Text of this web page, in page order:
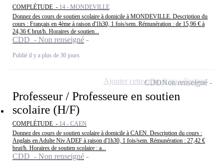
COMPLÉTUDE - 14 - MONDEVILLE
Donnez des cours de soutien scolaire à domicile à MONDEVILLE. Description du
cours : Français en 4ème à raison d'1h30, 1 fois/sem. Rémunération : de 15,96 € à
24,36 € brut/h. Horaires de soutien...
CDD - Non renseigné
Publié il y a plus de 30 jours
Professeur / Professeure en soutien
scolaire (H/F)
COMPLÉTUDE - 14 - CAEN
Donnez des cours de soutien scolaire à domicile à CAEN. Description du cours :
Anglais en Adulte Niv ADEF à raison d'1h30, 1 fois/sem. Rémunération : 27,42 €
brut/h. Horaires de soutien scolaire : a...
CDD - Non renseigné
CDDNon renseigné
Ajouter cette offre à ma sélection